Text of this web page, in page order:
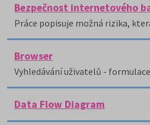
Bezpečnost internetového
Práce popisuje možná rizika,
Browser
Vyhledávání uživatelů -
Data Flow Diagram